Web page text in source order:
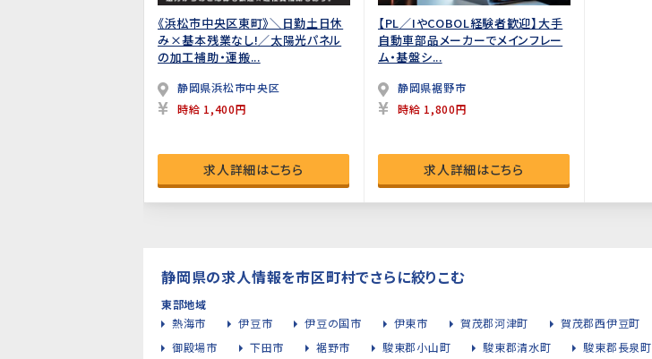
《浜松市中央区東町》＼日勤土日休
み×基本残業なし!／太陽光パネル
の加工補助・運搬...
静岡県浜松市中央区
時給 1,400円
求人詳細はこちら
【PL／IやCOBOL経験者歓迎】大手
自動車部品メーカーでメインフレー
ム・基盤シ...
静岡県裾野市
時給 1,800円
求人詳細はこちら
静岡県の求人情報を市区町村でさらに絞りこむ
東部地域
熱海市
伊豆市 伊豆の国市 伊東市 賀茂郡河津町 賀茂郡西伊豆町
御殿場市
下田市 裾野市 駿東郡小山町 駿東郡清水町 駿東郡長泉町